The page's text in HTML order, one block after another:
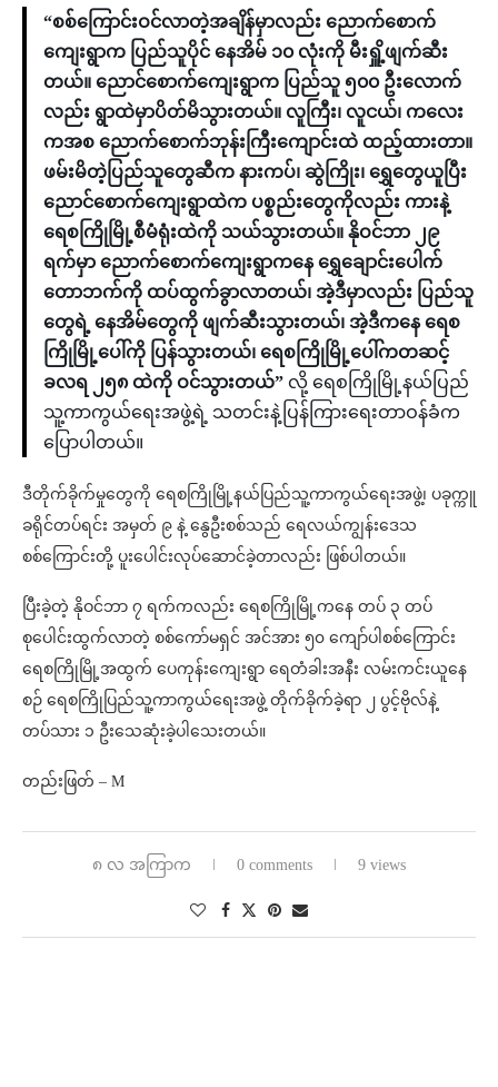
“စစ်ကြောင်းဝင်လာတဲ့အချိန်မှာလည်း ညောက်စောက်
ကျေးရွာက ပြည်သူပိုင် နေအိမ် ၁၀ လုံးကို မီးရှိူ့ဖျက်ဆီး
တယ်။ ညောင်စောက်ကျေးရွာက ပြည်သူ ၅၀၀ ဦးလောက်
လည်း ရွာထဲမှာပိတ်မိသွားတယ်။ လူကြီး၊ လူငယ်၊ ကလေး
ကအစ ညောက်စောက်ဘုန်းကြီးကျောင်းထဲ ထည့်ထားတာ။
ဖမ်းမိတဲ့ပြည်သူတွေဆီက နားကပ်၊ ဆွဲကြိုး၊ ရွှေတွေယူပြီး
ညောင်စောက်ကျေးရွာထဲက ပစ္စည်းတွေကိုလည်း ကားနဲ့
ရေစကြိုမြို့စီမံရုံးထဲကို သယ်သွားတယ်။ နိုဝင်ဘာ ၂၉
ရက်မှာ ညောက်စောက်ကျေးရွာကနေ ရွှေချောင်းပေါက်
တောဘက်ကို ထပ်ထွက်ခွာလာတယ်၊ အဲ့ဒီမှာလည်း ပြည်သူ
တွေရဲ့ နေအိမ်တွေကို ဖျက်ဆီးသွားတယ်၊ အဲ့ဒီကနေ ရေစ
ကြိုမြို့ပေါ်ကို ပြန်သွားတယ်၊ ရေစကြိုမြို့ပေါ်ကတဆင့်
ခလရ ၂၅၈ ထဲကို ဝင်သွားတယ်” လို့ ရေစကြိုမြို့နယ်ပြည်
သူ့ကာကွယ်ရေးအဖွဲ့ရဲ့ သတင်းနဲ့ပြန်ကြားရေးတာဝန်ခံက
ပြောပါတယ်။
ဒီတိုက်ခိုက်မှုတွေကို ရေစကြိုမြို့နယ်ပြည်သူ့ကာကွယ်ရေးအဖွဲ့၊ ပခုက္ကူ
ခရိုင်တပ်ရင်း အမှတ် ၉ နဲ့ နွေဦးစစ်သည် ရေလယ်ကျွန်းဒေသ
စစ်ကြောင်းတို့ ပူးပေါင်းလုပ်ဆောင်ခဲ့တာလည်း ဖြစ်ပါတယ်။
ပြီးခဲ့တဲ့ နိုဝင်ဘာ ၇ ရက်ကလည်း ရေစကြိုမြို့က‌နေ တပ် ၃ တပ်
စုပေါင်းထွက်လာတဲ့ စစ်ကော်မရှင် အင်အား ၅၀ ကျော်ပါစစ်ကြောင်း
ရေစကြိုမြို့အထွက် ပေကုန်းကျေးရွာ ရေတံခါးအနီး လမ်းကင်းယူနေ
စဉ် ရေစကြိုပြည်သူ့ကာကွယ်ရေးအဖွဲ့ တိုက်ခိုက်ခဲ့ရာ ၂ ပွင့်ဗိုလ်နဲ့
တပ်သား ၁ ဦးသေဆုံးခဲ့ပါသေးတယ်။
တည်းဖြတ် – M⁩
၈ လ အကြာက 0 comments 9 views